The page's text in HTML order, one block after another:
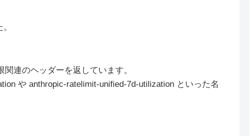
連のヘッダーを返しています。
や anthropic-ratelimit-unified-7d-utilization といった名